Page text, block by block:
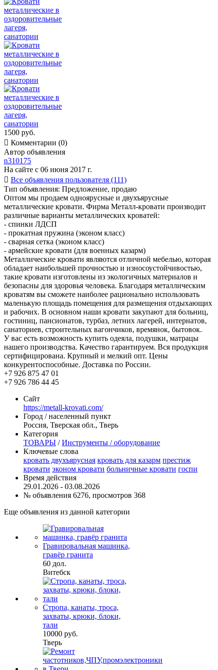
1500 руб.
 Комментарии (0)
Автор объявления
n310175
На сайте с 06 июня 2017 г.
 Все объявления пользователя (111)
Тип объявления: Предложение, продаю
Оптом мы продаем одноярусные и двухъярусные
металлические кровати. Фирма Металл-кровати производит
различные варианты металлических кроватей:
- спинки ЛДСП
- прокатная пружина (эконом класс)
- сварная сетка (эконом класс)
- армейские кровати (для военных казарм)
Металлические кровати являются отличной мебелью, которая
обладает наибольшей прочностью и износоустойчивостью,
такие кровати изготовлены из экологичных материалов и
безопасны для здоровья человека. Благодаря металлическим
кроватям вы сможете наиболее рационально использовать
маленькую площадь помещения для размещения отдыхающих
и рабочих. В основном наши кровати закупают для больниц,
гостиниц, пансионатов, турбаз, летних лагерей, интернатов,
санаториев, строительных вагончиков, времянок, бытовок.
У вас есть возможность купить одеяла, подушки, матрацы
нашего производства. Качество гарантируем. Вся продукция
сертифицирована. Крупный и мелкий опт. Цены
конкурентоспособные. Доставка по России.
+7 926 875 47 01
+7 926 786 44 45
Сайт
https://metall-krovati.com/
Город / населенный пункт
Россия, Тверская обл., Тверь
Категория
ТОВАРЫ /Инструменты / оборудование
Ключевые слова
кровать двухъярусная кровать для казарм престиж
кровати эконом кровати больничные кровати госпи
Время действия
29.01.2026 - 03.08.2026
№ объявления 6276, просмотров 368
Еще объявления из данной категории
Гравировальная машинка,
гравёр гранита
60 дол.
Витебск
Стропа, канаты, троса,
захваты, крюки, блоки,
тали
10000 руб.
Тверь